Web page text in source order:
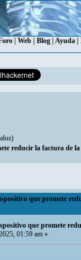
| Web| Blog| Ayuda|
)
reducir la factura de
que promete
que promete
01:59 am »